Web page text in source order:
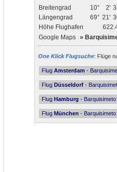
Breitengrad 10° 2'
Längengrad
69° 21'
Höhe Flughafen
Google Maps »
One Klick Flugsuche: Flüge
Flug Amsterdam -
Flug Düsseldorf -
Flug Hamburg - Barquisimeto
Flug München - Barquisimeto